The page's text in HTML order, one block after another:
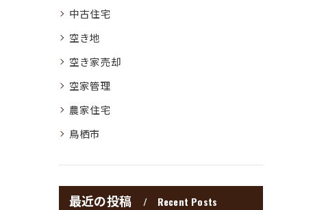
中古住宅
空き地
空き家売却
空家管理
農家住宅
鳥栖市
最近の投稿 Recent Posts